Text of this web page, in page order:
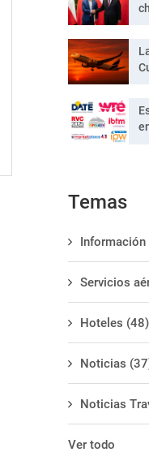
Temas
Servicios
Hoteles (48)
Noticias
Noticias
Ver todo